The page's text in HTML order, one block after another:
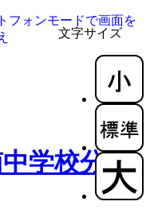
文字サイズ
フォンモードで画面を
学校分校